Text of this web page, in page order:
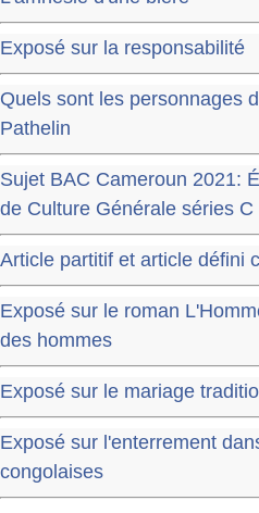
Exposé sur la responsabilité
Quels sont les personnages
Pathelin
Sujet BAC Cameroun 2021:
de Culture Générale séries C
Article partitif et article défini
Exposé sur le roman
des hommes
Exposé sur le mariage
Exposé sur l'enterrement
congolaises